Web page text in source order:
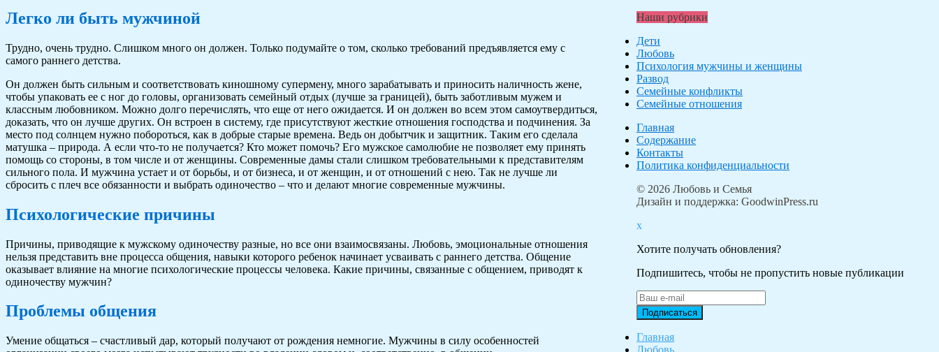
Легко ли быть мужчиной
Трудно, очень трудно. Слишком много он должен. Только подумайте о том, сколько требований предъявляется ему с
самого раннего детства.
Он должен быть сильным и соответствовать киношному супермену, много зарабатывать и приносить наличность жене,
чтобы упаковать ее с ног до головы, организовать семейный отдых (лучше за границей), быть заботливым мужем и
классным любовником. Можно долго перечислять, что еще от него ожидается. И он должен во всем этом самоутвердиться,
доказать, что он лучше других. Он встроен в систему, где присутствуют жесткие отношения господства и подчинения. За
место под солнцем нужно побороться, как в добрые старые времена. Ведь он добытчик и защитник. Таким его сделала
матушка – природа. А если что-то не получается? Кто может помочь? Его мужское самолюбие не позволяет ему принять
помощь со стороны, в том числе и от женщины. Современные дамы стали слишком требовательными к представителям
сильного пола. И мужчина устает и от борьбы, и от бизнеса, и от женщин, и от отношений с нею. Так не лучше ли
сбросить с плеч все обязанности и выбрать одиночество – что и делают многие современные мужчины.
Психологические причины
Причины, приводящие к мужскому одиночеству разные, но все они взаимосвязаны. Любовь, эмоциональные отношения
нельзя представить вне процесса общения, навыки которого ребенок начинает усваивать с раннего детства. Общение
оказывает влияние на многие психологические процессы человека. Какие причины, связанные с общением, приводят к
одиночеству мужчин?
Проблемы общения
Умение общаться – счастливый дар, который получают от рождения немногие. Мужчины в силу особенностей
Наши рубрики
Дети
Любовь
Психология мужчины и женщины
Развод
Семейные конфликты
Семейные отношения
Главная
Содержание
Контакты
Политика конфиденциальности
© 2026 Любовь и Семья
Дизайн и поддержка: GoodwinPress.ru
x
Хотите получать обновления?
Подпишитесь, чтобы не пропустить новые публикации
Главная
Любовь